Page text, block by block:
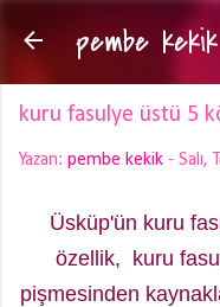
pembe
kuru fasulye üstü 5
Yazan: pembe kekik - Salı,
Üsküp'ün kuru
özellik, kuru
pişmesinden